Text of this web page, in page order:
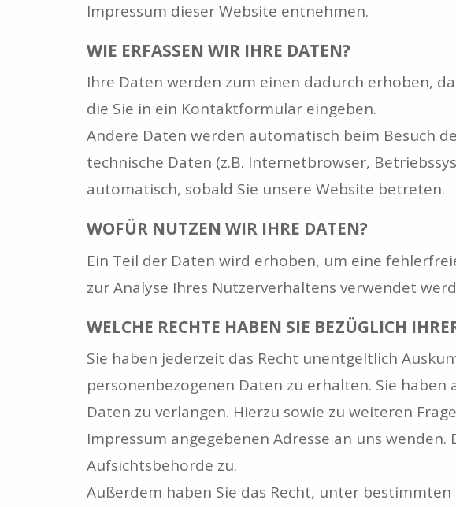
Impressum dieser Website entnehmen.
WIE ERFASSEN WIR IHRE DATEN?
Ihre Daten werden zum einen dadurch erhoben,
die Sie in ein Kontaktformular eingeben.
Andere Daten werden automatisch beim Besuch
technische Daten (z.B. Internetbrowser,
automatisch, sobald Sie unsere Website betreten.
WOFÜR NUTZEN WIR IHRE DATEN?
Ein Teil der Daten wird erhoben, um eine
zur Analyse Ihres Nutzerverhaltens verwendet
WELCHE RECHTE HABEN SIE BEZÜGLICH
Sie haben jederzeit das Recht unentgeltlich
personenbezogenen Daten zu erhalten. Sie
Daten zu verlangen. Hierzu sowie zu weiteren
Impressum angegebenen Adresse an uns
Aufsichtsbehörde zu.
Außerdem haben Sie das Recht, unter